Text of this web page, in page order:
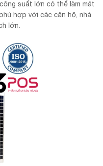
suất lớn có thể làm mát
hợp với các căn hộ, nhà
lớn.